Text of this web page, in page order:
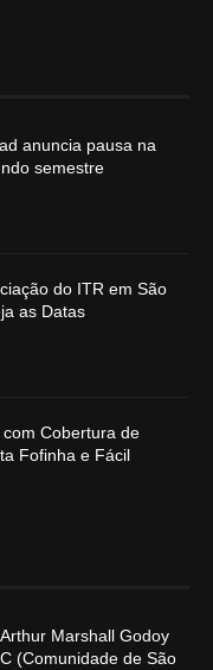
anuncia pausa na
semestre
do ITR em São
as Datas
Cobertura de
Fofinha e Fácil
Marshall Godoy
(Comunidade de São